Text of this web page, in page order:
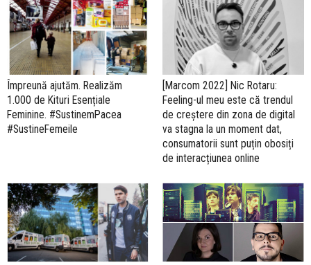
Împreună ajutăm. Realizăm
1.000 de Kituri Esențiale
Feminine. #SustinemPacea
#SustineFemeile
[Marcom 2022] Nic Rotaru:
Feeling-ul meu este că trendul
de creștere din zona de digital
va stagna la un moment dat,
consumatorii sunt puțin obosiți
de interacțiunea online